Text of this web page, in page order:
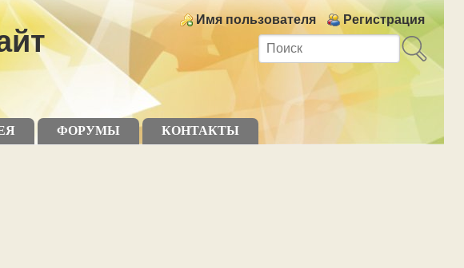
Login links
Имя пользователя Регистрация
ФОРУМЫ
КОНТАКТЫ